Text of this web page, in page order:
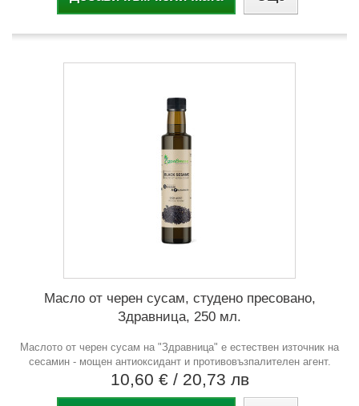
Масло от черен сусам, студено пресовано,
Здравница, 250 мл.
Маслото от черен сусам на "Здравница" е естествен източник на
сесамин - мощен антиоксидант и противовъзпалителен агент.
10,60 € / 20,73 лв